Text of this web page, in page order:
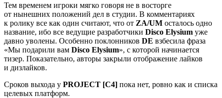
Тем временем игроки мягко говоря не в восторге
от нынешних положений дел в студии. В комментариях
к ролику все как один считают, что от ZA/UM осталось одно
название, ибо все ведущие разработчики Disco Elysium уже
давно уволены. Особенно поклонников DE взбесила фраза
«Мы подарили вам Disco Elysium», с которой начинается
тизер. Показательно, авторы закрыли отображение лайков
и дизлайков.
Сроков выхода у PROJECT [C4] пока нет, ровно как и списка
целевых платформ.